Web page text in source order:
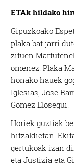
ETAk hildako
Gipuzkoako
plaka bat jarri
zituen
omenez. Plaka
honako hauek
Iglesias, Jose
Gomez Elosegui.
Horiek guztiak
hitzaldietan.
gertukoak izan
eta Justizia eta